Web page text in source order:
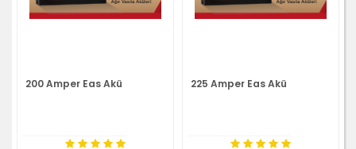
200 Amper Eas Akü 225 Amper Eas Akü